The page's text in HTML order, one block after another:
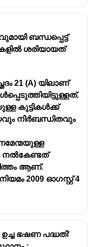
ലക്ഷ്യം -8 മുതൽ
വിദ്യാ
നൽകുക
പഠിക്കാൻ
റിപ്പോർട്ട്
ബന്ധപ്പെട്ട്
ശരിയായത്
21 (A) യിലാണ്
കുട്ടികൾക്ക്
നിർബന്ധിതവും
നൽകേണ്ടത്
ആണ്.
2009 ഓഗസ്റ്റ് 4
ഭഷണ പദ്ധതി'